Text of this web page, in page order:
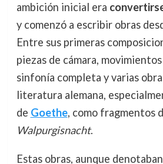
ambición inicial era
y comenzó a escribir obras
Entre sus primeras
piezas de cámara,
sinfonía completa y varias
literatura alemana,
de Goethe, como fragmentos
Walpurgisnacht.
Estas obras, aunque